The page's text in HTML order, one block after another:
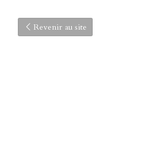
Revenir au site